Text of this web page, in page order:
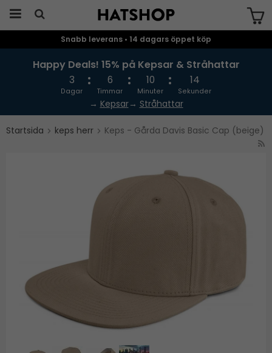
Snabb leverans • 14 dagars öppet köp
Happy Deals! 15% på Kepsar & Stråhattar
3
Dagar
6
Timmar
10
Minuter
14
Sekunder
→ Kepsar→ Stråhattar
Startsida keps herr Keps - Gårda Davis Basic Cap (beige)